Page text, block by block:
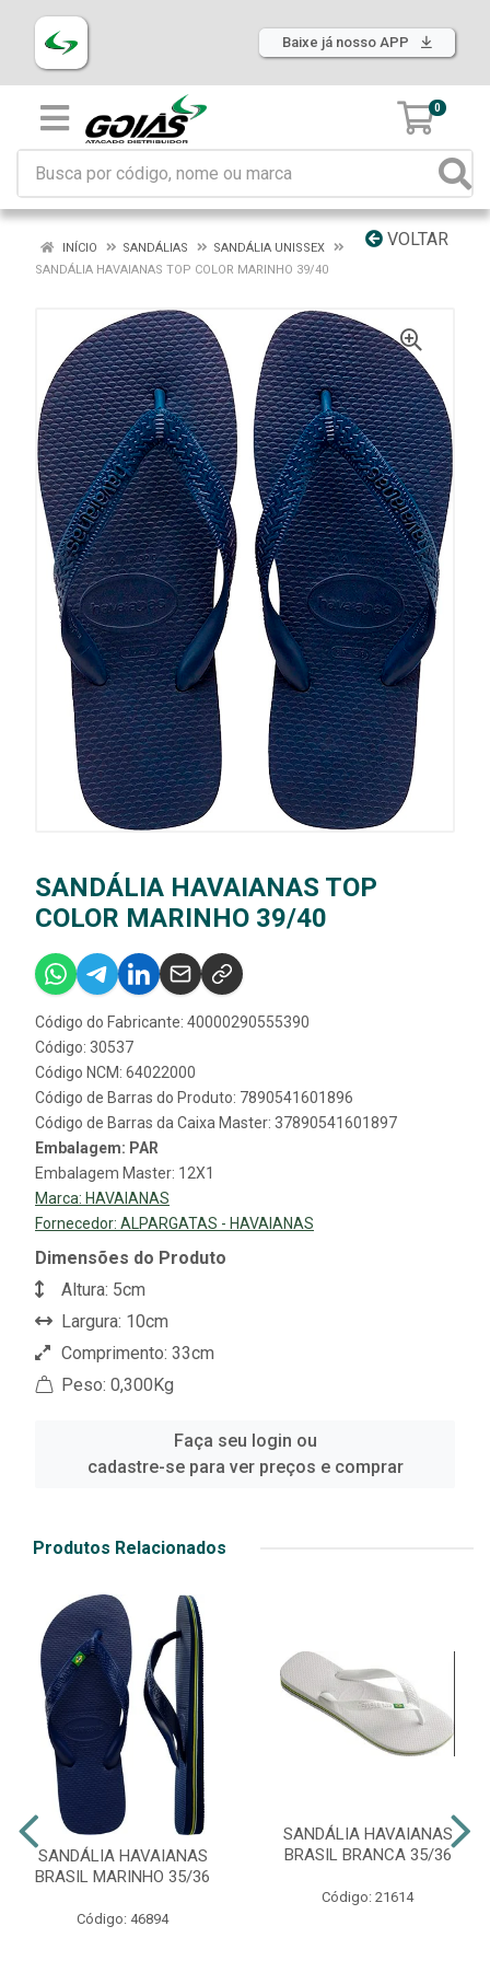
Baixe já nosso APP
0
VOLTAR
INÍCIO SANDÁLIAS
SANDÁLIA UNISSEX
SANDÁLIA HAVAIANAS TOP COLOR MARINHO 39/40
SANDÁLIA HAVAIANAS TOP
COLOR MARINHO 39/40
Código do Fabricante: 40000290555390
Código: 30537
Código NCM: 64022000
Código de Barras do Produto: 7890541601896
Código de Barras da Caixa Master: 37890541601897
Embalagem: PAR
Embalagem Master: 12X1
Marca: HAVAIANAS
Fornecedor: ALPARGATAS - HAVAIANAS
Dimensões do Produto
Altura: 5cm
Largura: 10cm
Comprimento: 33cm
Peso: 0,300Kg
Faça seu login ou
cadastre-se para ver preços e comprar
Produtos Relacionados
SANDÁLIA HAVAIANAS
BRASIL MARINHO 35/36
Código: 46894
SANDÁLIA HAVAIANAS
BRASIL BRANCA 35/36
Código: 21614